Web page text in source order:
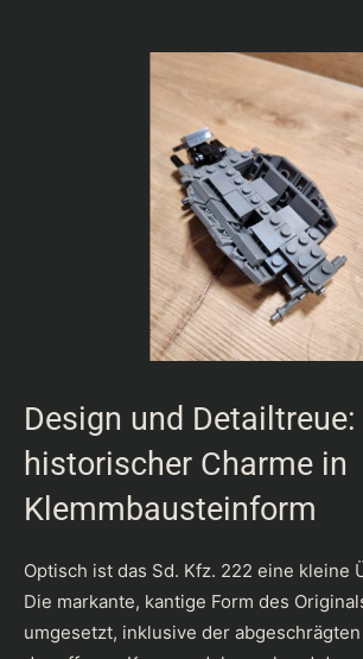
Design und Detailtreue:
historischer Charme in
Klemmbausteinform
Optisch ist das Sd. Kfz. 222 eine kleine
Die markante, kantige Form des
umgesetzt, inklusive der